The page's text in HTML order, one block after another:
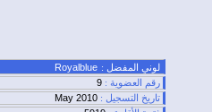
لوني المفضل : Royalblue
رقم العضوية : 9
تاريخ التسجيل : May 2010